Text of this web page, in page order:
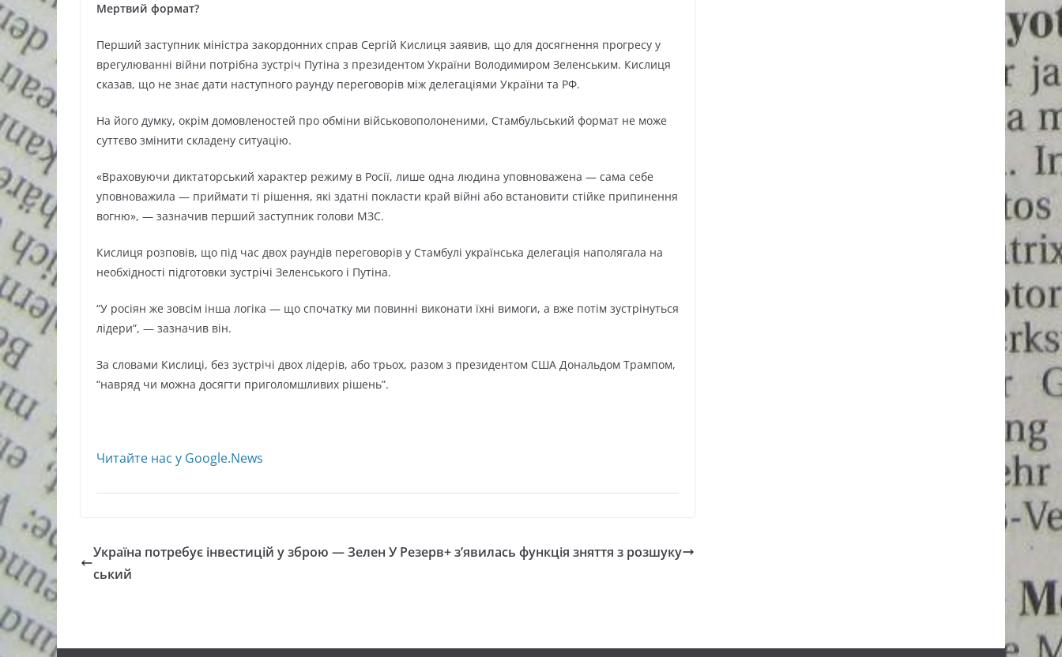
Мертвий формат?
Перший заступник міністра закордонних справ Сергій Кислиця заявив, що для досягнення прогресу у
врегулюванні війни потрібна зустріч Путіна з президентом України Володимиром Зеленським. Кислиця
сказав, що не знає дати наступного раунду переговорів між делегаціями України та РФ.
На його думку, окрім домовленостей про обміни військовополоненими, Стамбульський формат не може
суттєво змінити складену ситуацію.
«Враховуючи диктаторський характер режиму в Росії, лише одна людина уповноважена — сама себе
уповноважила — приймати ті рішення, які здатні покласти край війні або встановити стійке припинення
вогню», — зазначив перший заступник голови МЗС.
Кислиця розповів, що під час двох раундів переговорів у Стамбулі українська делегація наполягала на
необхідності підготовки зустрічі Зеленського і Путіна.
“У росіян же зовсім інша логіка — що спочатку ми повинні виконати їхні вимоги, а вже потім зустрінуться
лідери”, — зазначив він.
За словами Кислиці, без зустрічі двох лідерів, або трьох, разом з президентом США Дональдом Трампом,
“навряд чи можна досягти приголомшливих рішень”.
Читайте нас у Google.News
Україна потребує інвестицій у зброю — Зелен
ський
У Резерв+ з’явилась функція зняття з розшуку